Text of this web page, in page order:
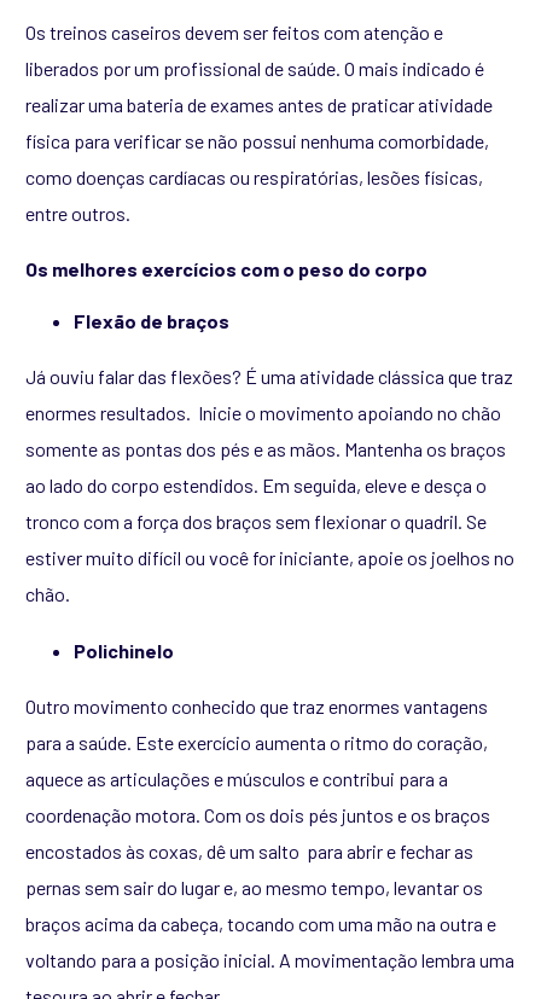
Os treinos caseiros devem ser feitos com atenção e
liberados por um profissional de saúde. O mais indicado é
realizar uma bateria de exames antes de praticar atividade
física para verificar se não possui nenhuma comorbidade,
como doenças cardíacas ou respiratórias, lesões físicas,
entre outros.
Os melhores exercícios com o peso do corpo
Flexão de braços
Já ouviu falar das flexões? É uma atividade clássica que traz
enormes resultados. Inicie o movimento apoiando no chão
somente as pontas dos pés e as mãos. Mantenha os braços
ao lado do corpo estendidos. Em seguida, eleve e desça o
tronco com a força dos braços sem flexionar o quadril. Se
estiver muito difícil ou você for iniciante, apoie os joelhos no
chão.
Polichinelo
Outro movimento conhecido que traz enormes vantagens
para a saúde. Este exercício aumenta o ritmo do coração,
aquece as articulações e músculos e contribui para a
coordenação motora. Com os dois pés juntos e os braços
encostados às coxas, dê um salto para abrir e fechar as
pernas sem sair do lugar e, ao mesmo tempo, levantar os
braços acima da cabeça, tocando com uma mão na outra e
voltando para a posição inicial. A movimentação lembra uma